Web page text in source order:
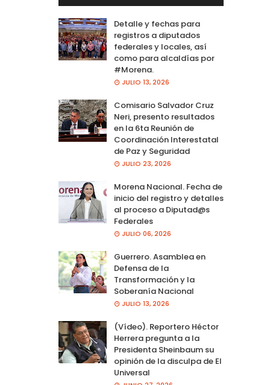
Detalle y fechas para
registros a diputados
federales y locales, así
como para alcaldías por
#Morena.
JULIO 13, 2026
Comisario Salvador Cruz
Neri, presento resultados
en la 6ta Reunión de
Coordinación Interestatal
de Paz y Seguridad
JULIO 23, 2026
Morena Nacional. Fecha de
inicio del registro y detalles
al proceso a Diputad@s
Federales
JULIO 06, 2026
Guerrero. Asamblea en
Defensa de la
Transformación y la
Soberanía Nacional
JULIO 13, 2026
(Vídeo). Reportero Héctor
Herrera pregunta a la
Presidenta Sheinbaum su
opinión de la disculpa de El
Universal